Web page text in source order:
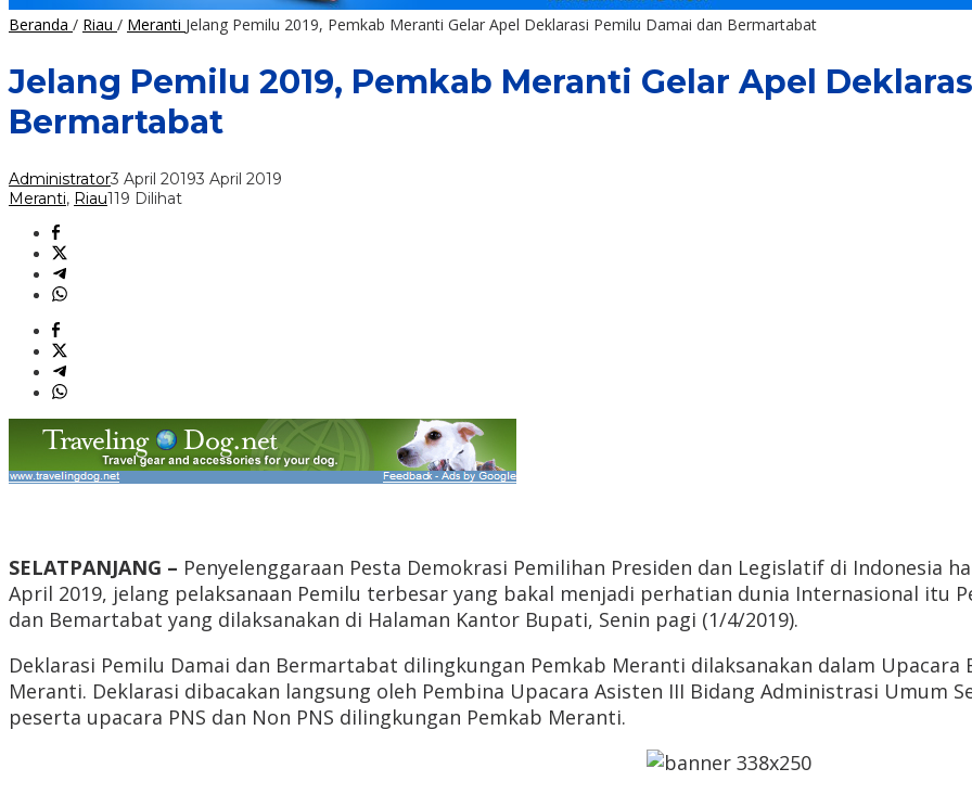
Beranda / Riau / Meranti Jelang Pemilu 2019, Pemkab Meranti Gelar Apel Deklarasi Pemilu Damai dan Bermartabat
Jelang Pemilu 2019, Pemkab Meranti Gelar Apel
Bermartabat
Administrator3 April 20193 April 2019
Meranti, Riau119 Dilihat
SELATPANJANG – Penyelenggaraan Pesta Demokrasi Pemilihan Presiden dan Legislatif di Indonesia
April 2019, jelang pelaksanaan Pemilu terbesar yang bakal menjadi perhatian dunia Internasional itu
dan Bemartabat yang dilaksanakan di Halaman Kantor Bupati, Senin pagi (1/4/2019).
Deklarasi Pemilu Damai dan Bermartabat dilingkungan Pemkab Meranti dilaksanakan dalam
Meranti. Deklarasi dibacakan langsung oleh Pembina Upacara Asisten III Bidang Administrasi Umum
peserta upacara PNS dan Non PNS dilingkungan Pemkab Meranti.